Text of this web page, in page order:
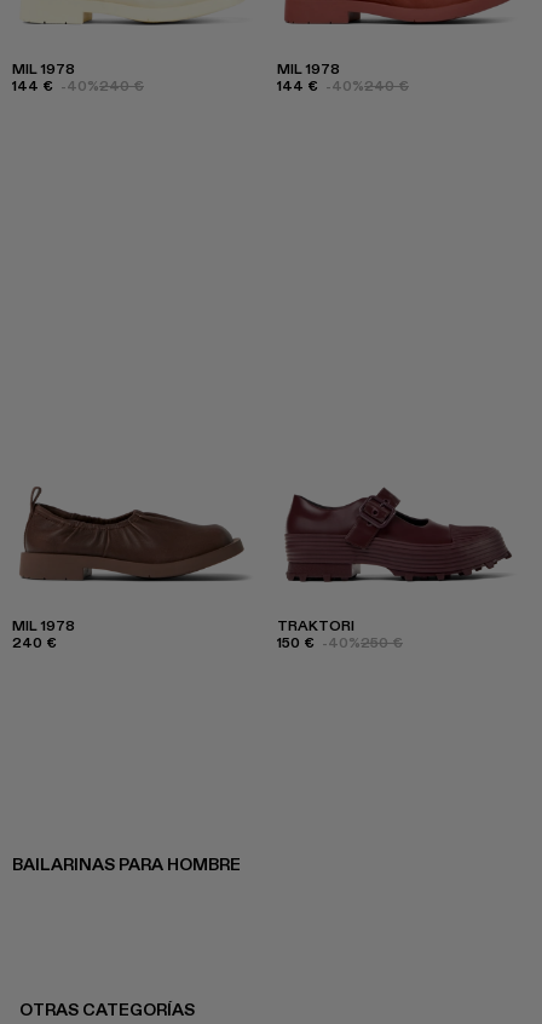
MIL 1978
144 € -40%240 €
MIL 1978
144 € -40%240 €
MIL 1978
240 €
TRAKTORI
150 € -40%250 €
BAILARINAS PARA HOMBRE
OTRAS CATEGORÍAS